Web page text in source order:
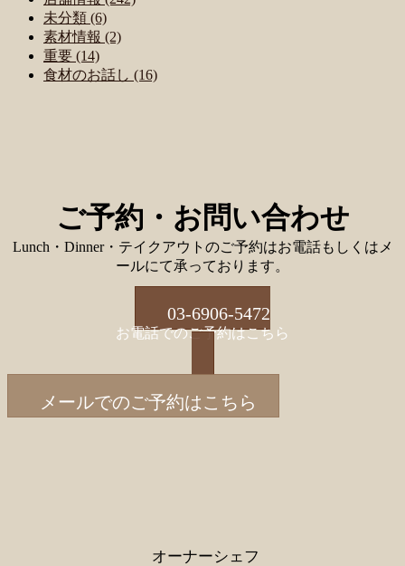
未分類 (6)
素材情報 (2)
重要 (14)
食材のお話し (16)
ご予約・お問い合わせ
Lunch・Dinner・テイクアウトのご予約はお電話もしくはメ
ールにて承っております。
03-6906-5472
お電話でのご予約はこちら
メールでのご予約はこちら
オーナーシェフ